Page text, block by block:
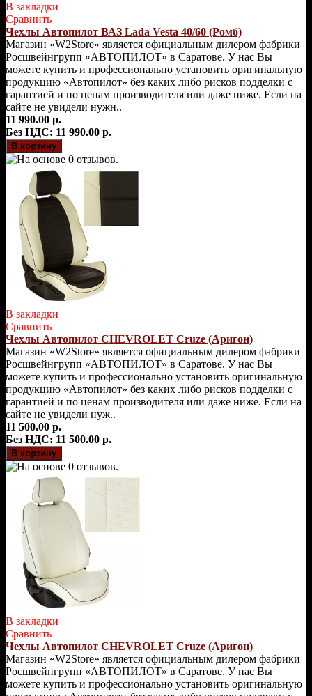
В закладки
Сравнить
Чехлы Автопилот ВАЗ Lada Vesta 40/60 (Ромб)
Магазин «W2Store» является официальным дилером фабрики
Росшвейнгрупп «АВТОПИЛОТ» в Саратове. У нас Вы
можете купить и профессионально установить оригинальную
продукцию «Автопилот» без каких либо рисков подделки с
гарантией и по ценам производителя или даже ниже. Если на
сайте не увидели нужн..
11 990.00 р.
Без НДС: 11 990.00 р.
В закладки
Сравнить
Чехлы Автопилот CHEVROLET Cruze (Аригон)
Магазин «W2Store» является официальным дилером фабрики
Росшвейнгрупп «АВТОПИЛОТ» в Саратове. У нас Вы
можете купить и профессионально установить оригинальную
продукцию «Автопилот» без каких либо рисков подделки с
гарантией и по ценам производителя или даже ниже. Если на
сайте не увидели нуж..
11 500.00 р.
Без НДС: 11 500.00 р.
В закладки
Сравнить
Чехлы Автопилот CHEVROLET Cruze (Аригон)
Магазин «W2Store» является официальным дилером фабрики
Росшвейнгрупп «АВТОПИЛОТ» в Саратове. У нас Вы
можете купить и профессионально установить оригинальную